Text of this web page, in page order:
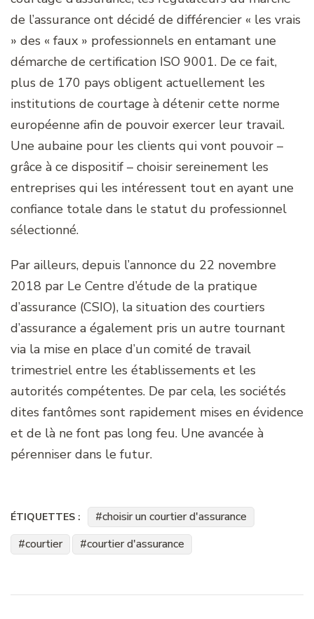
de l’assurance ont décidé de différencier « les vrais
» des « faux » professionnels en entamant une
démarche de certification ISO 9001. De ce fait,
plus de 170 pays obligent actuellement les
institutions de courtage à détenir cette norme
européenne afin de pouvoir exercer leur travail.
Une aubaine pour les clients qui vont pouvoir –
grâce à ce dispositif – choisir sereinement les
entreprises qui les intéressent tout en ayant une
confiance totale dans le statut du professionnel
sélectionné.
Par ailleurs, depuis l’annonce du 22 novembre
2018 par Le Centre d’étude de la pratique
d’assurance (CSIO), la situation des courtiers
d’assurance a également pris un autre tournant
via la mise en place d’un comité de travail
trimestriel entre les établissements et les
autorités compétentes. De par cela, les sociétés
dites fantômes sont rapidement mises en évidence
et de là ne font pas long feu. Une avancée à
pérenniser dans le futur.
ÉTIQUETTES :
choisir un courtier d'assurance
courtier
courtier d'assurance